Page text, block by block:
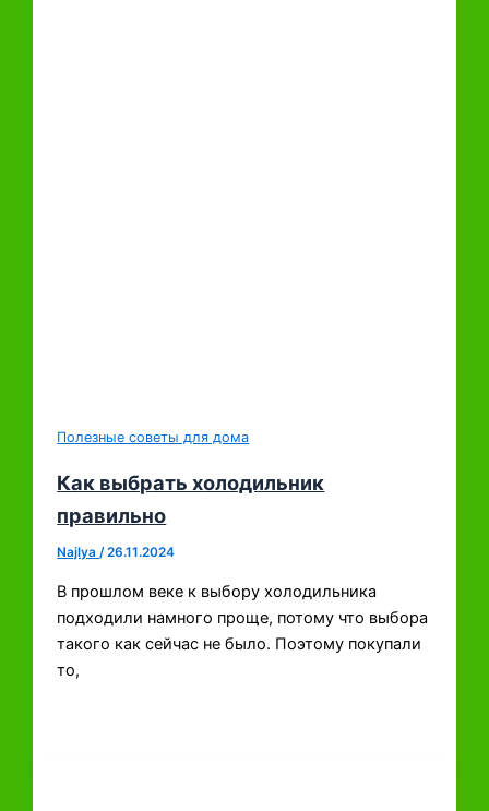
Полезные советы для дома
Как выбрать холодильник
правильно
Najlya/26.11.2024
В прошлом веке к выбору холодильника
подходили намного проще, потому что выбора
такого как сейчас не было. Поэтому покупали
то,